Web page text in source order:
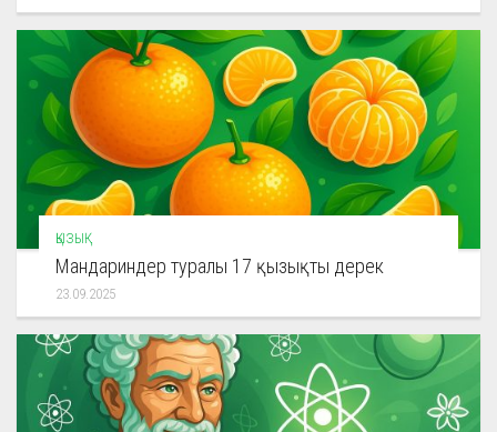
ҚЫЗЫҚ
Мандариндер туралы 17 қызықты дерек
23.09.2025